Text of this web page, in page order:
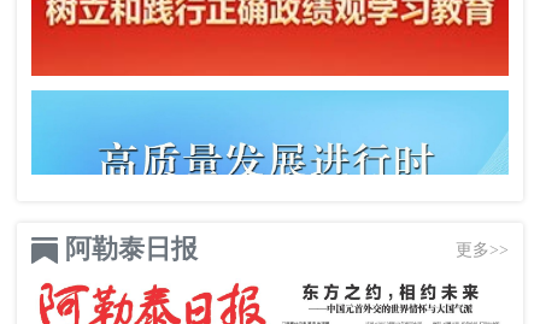
阿勒泰日报 更多>>